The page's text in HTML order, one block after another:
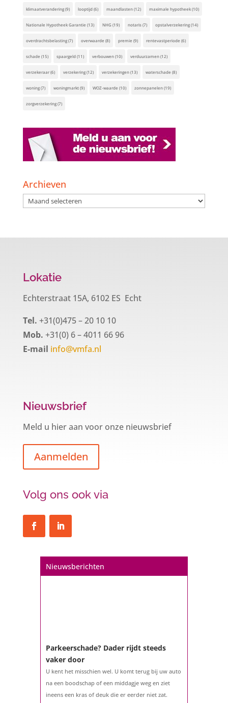
klimaatverandering(9) looptijd(6) maandlasten(12) maximale hypotheek(10)
Nationale Hypotheek Garantie (13) NHG(19) notaris(7) opstalverzekering(14)
overdrachtsbelasting(7) overwaarde (8) premie (9) rentevastperiode (6)
schade (15) spaargeld(11) verbouwen(10) verduurzamen(12)
verzekeraar(6) verzekering(12) verzekeringen(13) waterschade (8)
woning(7) woningmarkt(9) WOZ-waarde (10) zonnepanelen(19)
zorgverzekering(7)
Archieven
Archieven
Lokatie
Echterstraat 15A, 6102 ES Echt
Tel. +31(0)475 – 20 10 10
Mob. +31(0) 6 – 4011 66 96
E-mail info@vmfa.nl
Nieuwsbrief
Meld u hier aan voor onze nieuwsbrief
Aanmelden
Volg ons ook via
Nieuwsberichten
Parkeerschade? Dader rijdt steeds
vaker door
U kent het misschien wel. U komt terug bij uw auto
na een boodschap of een middagje weg en ziet
ineens een kras of deuk die er eerder niet zat.